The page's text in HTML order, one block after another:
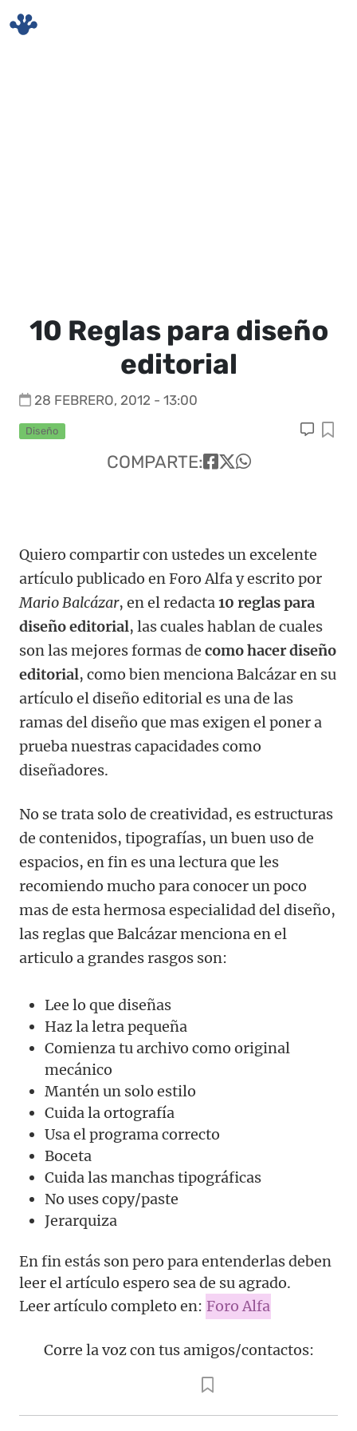
10 Reglas para diseño
editorial
28 FEBRERO, 2012 - 13:00
Diseño
COMPARTE:
Quiero compartir con ustedes un excelente
artículo publicado en Foro Alfa y escrito por
Mario Balcázar, en el redacta10 reglas para
diseño editorial, las cuales hablan de cuales
son las mejores formas de como hacer diseño
editorial, como bien menciona Balcázar en su
artículo el diseño editorial es una de las
ramas del diseño que mas exigen el poner a
prueba nuestras capacidades como
diseñadores.
No se trata solo de creatividad, es estructuras
de contenidos, tipografías, un buen uso de
espacios, en fin es una lectura que les
recomiendo mucho para conocer un poco
mas de esta hermosa especialidad del diseño,
las reglas que Balcázar menciona en el
articulo a grandes rasgos son:
Lee lo que diseñas
Haz la letra pequeña
Comienza tu archivo como original
mecánico
Mantén un solo estilo
Cuida la ortografía
Usa el programa correcto
Boceta
Cuida las manchas tipográficas
No uses copy/paste
Jerarquiza
En fin estás son pero para entenderlas deben
leer el artículo espero sea de su agrado.
Leer artículo completo en: Foro Alfa
Corre la voz con tus amigos/contactos: